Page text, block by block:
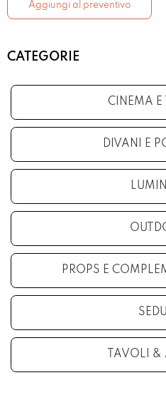
Aggiungi al preventivo
CATEGORIE
CINEMA E
DIVANI E
PROPS E
TAVOLI &